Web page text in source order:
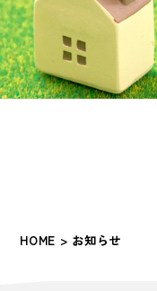
HOME > お知らせ